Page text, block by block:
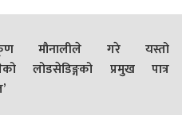
मौनालीले गरे यस्तो
लोडसेडिङ्गको प्रमुख पात्र